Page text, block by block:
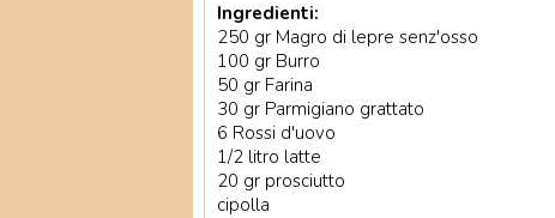
Ingredienti:
250 gr Magro di lepre senz'osso
100 gr Burro
50 gr Farina
30 gr Parmigiano grattato
6 Rossi d'uovo
1/2 litro latte
20 gr prosciutto
cipolla